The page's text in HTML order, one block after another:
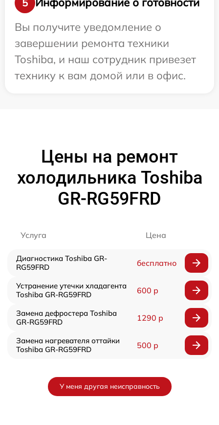
5
Вы получите уведомление о
завершении ремонта техники
Toshiba, и наш сотрудник привезет
технику к вам домой или в офис.
Цены на ремонт
холодильника Toshiba
GR-RG59FRD
Услуга Цена
Диагностика Toshiba GR-
RG59FRD
бесплатно
Устранение утечки хладагента
Toshiba GR-RG59FRD
600 р
Замена дефростера Toshiba
GR-RG59FRD
1290 р
Замена нагревателя оттайки
Toshiba GR-RG59FRD
500 р
У меня другая неисправность